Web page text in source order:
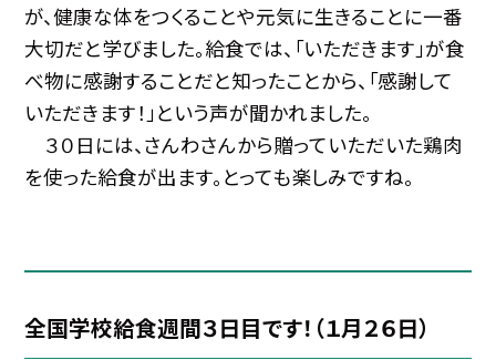
が、健康な体をつくることや元気に生きることに一番
大切だと学びました。給食では、「いただきます」が食
べ物に感謝することだと知ったことから、「感謝して
いただきます！」という声が聞かれました。
３０日には、さんわさんから贈っていただいた鶏肉
を使った給食が出ます。とっても楽しみですね。
全国学校給食週間３日目です！（１月２６日）